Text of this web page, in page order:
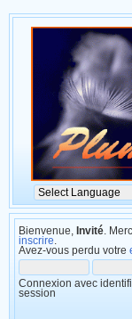
Bienvenue, Invité .
inscrire
Avez-vous perdu votre
Connexion avec
session